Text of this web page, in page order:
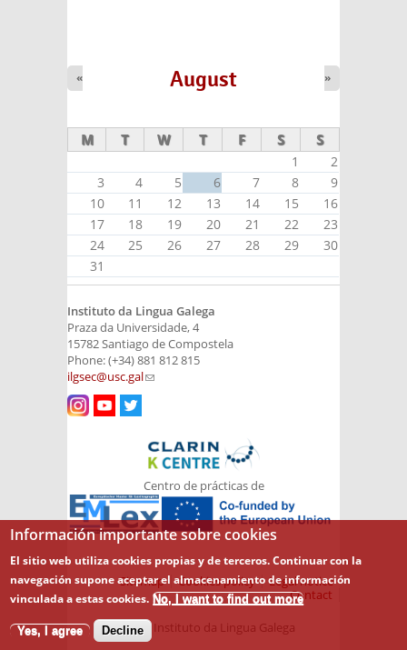
August
« »
M T W T F S S
1
2
3
4 5 6 7 8
9
10
11 12 13 14 15
16
17
18 19 20 21 22
23
24
25 26 27 28 29
30
31
Instituto da Lingua Galega
Praza da Universidade, 4
15782 Santiago de Compostela
Phone: (+34) 881 812 815
ilgsec@usc.gal(link sends e-mail)
Centro de prácticas de
Legal notice
Cookies policy
Sitemap
Contact
© 2026 Instituto da Lingua Galega
Información importante sobre cookies
El sitio web utiliza cookies propias y de terceros. Continuar con la
navegación supone aceptar el almacenamiento de información
vinculada a estas cookies. No, I want to find out more
Yes, I agree Decline